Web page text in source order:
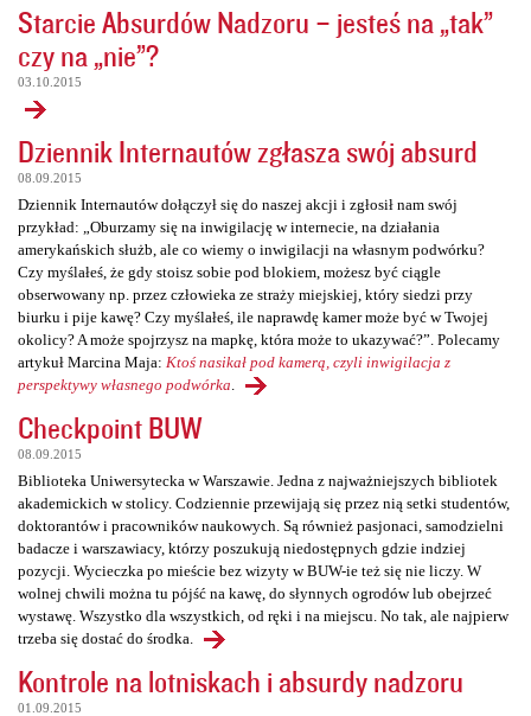
Starcie Absurdów Nadzoru – jesteś na „tak”
czy na „nie”?
03.10.2015
Dziennik Internautów zgłasza swój absurd
08.09.2015
Dziennik Internautów dołączył się do naszej akcji i zgłosił nam swój
przykład: „Oburzamy się na inwigilację w internecie, na działania
amerykańskich służb, ale co wiemy o inwigilacji na własnym podwórku?
Czy myślałeś, że gdy stoisz sobie pod blokiem, możesz być ciągle
obserwowany np. przez człowieka ze straży miejskiej, który siedzi przy
biurku i pije kawę? Czy myślałeś, ile naprawdę kamer może być w Twojej
okolicy? A może spojrzysz na mapkę, która może to ukazywać?”. Polecamy
artykuł Marcina Maja: Ktoś nasikał pod kamerą, czyli inwigilacja z
perspektywy własnego podwórka
Checkpoint BUW
08.09.2015
Biblioteka Uniwersytecka w Warszawie. Jedna z najważniejszych bibliotek
akademickich w stolicy. Codziennie przewijają się przez nią setki studentów,
doktorantów i pracowników naukowych. Są również pasjonaci, samodzielni
badacze i warszawiacy, którzy poszukują niedostępnych gdzie indziej
pozycji. Wycieczka po mieście bez wizyty w BUW-ie też się nie liczy. W
wolnej chwili można tu pójść na kawę, do słynnych ogrodów lub obejrzeć
wystawę. Wszystko dla wszystkich, od ręki i na miejscu. No tak, ale najpierw
trzeba się dostać do środka.
Kontrole na lotniskach i absurdy nadzoru
01.09.2015